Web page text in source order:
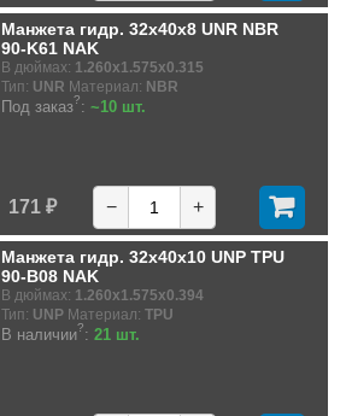
Манжета гидр. 32x40x8 UNR NBR
90-K61 NAK
В дюймах: 1.260x1.575x0.315
Тип: UNR Материал: NBR
Под заказ?: ~10 шт.
171 ₽ − +
Манжета гидр. 32x40x10 UNP TPU
90-B08 NAK
В дюймах: 1.260x1.575x0.394
Тип: UNP Материал: TPU
В наличии?: 21 шт.